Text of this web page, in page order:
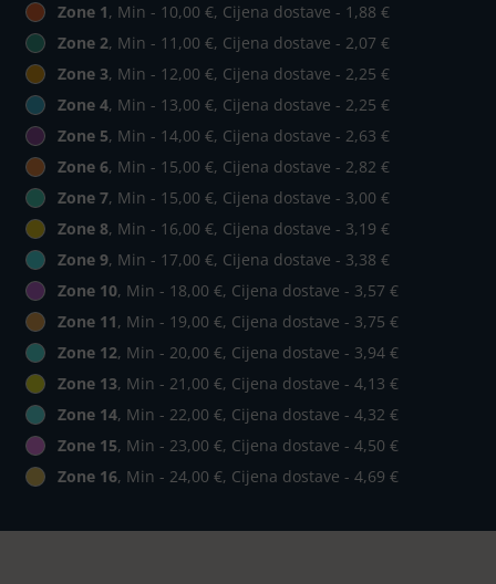
Zone 1, Min - 10,00 €, Cijena dostave - 1,88 €
Zone 2, Min - 11,00 €, Cijena dostave - 2,07 €
Zone 3, Min - 12,00 €, Cijena dostave - 2,25 €
Zone 4, Min - 13,00 €, Cijena dostave - 2,25 €
Zone 5, Min - 14,00 €, Cijena dostave - 2,63 €
Zone 6, Min - 15,00 €, Cijena dostave - 2,82 €
Zone 7, Min - 15,00 €, Cijena dostave - 3,00 €
Zone 8, Min - 16,00 €, Cijena dostave - 3,19 €
Zone 9, Min - 17,00 €, Cijena dostave - 3,38 €
Zone 10, Min - 18,00 €, Cijena dostave - 3,57 €
Zone 11, Min - 19,00 €, Cijena dostave - 3,75 €
Zone 12, Min - 20,00 €, Cijena dostave - 3,94 €
Zone 13, Min - 21,00 €, Cijena dostave - 4,13 €
Zone 14, Min - 22,00 €, Cijena dostave - 4,32 €
Zone 15, Min - 23,00 €, Cijena dostave - 4,50 €
Zone 16, Min - 24,00 €, Cijena dostave - 4,69 €